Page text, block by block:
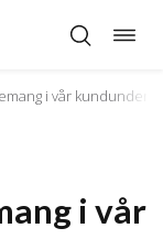
i vår
i vår